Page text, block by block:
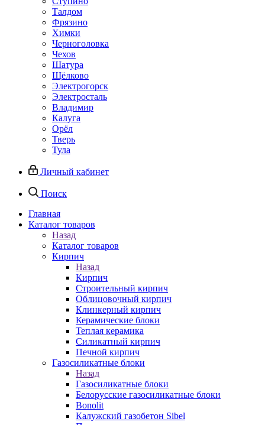
Талдом
Фрязино
Химки
Черноголовка
Чехов
Шатура
Щёлково
Электрогорск
Электросталь
Владимир
Калуга
Орёл
Тверь
Тула
Личный кабинет
Поиск
Главная
Каталог товаров
Назад
Каталог товаров
Кирпич
Назад
Кирпич
Строительный кирпич
Облицовочный кирпич
Клинкерный кирпич
Керамические блоки
Теплая керамика
Силикатный кирпич
Печной кирпич
Газосиликатные блоки
Назад
Газосиликатные блоки
Белорусские газосиликатные блоки
Bonolit
Калужский газобетон Sibel